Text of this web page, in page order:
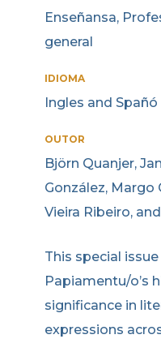
Enseñansa,
general
IDIOMA
Ingles and Spañó
OUTOR
Björn Quanjer,
González, Margo
Vieira Ribeiro,
This special
Papiamentu/o’s
significance in
expressions